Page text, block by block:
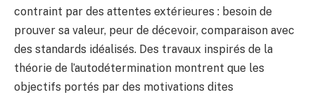
contraint par des attentes extérieures : besoin de
prouver sa valeur, peur de décevoir, comparaison avec
des standards idéalisés. Des travaux inspirés de la
théorie de l’autodétermination montrent que les
objectifs portés par des motivations dites